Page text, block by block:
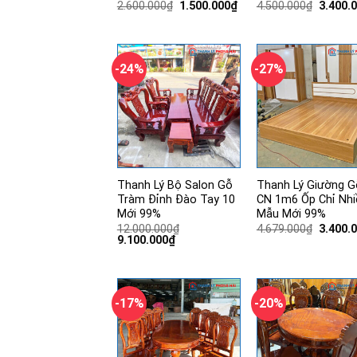
2.600.000₫ Giá
1.500.000₫Giá
1.500.000₫.
4.500.000₫ Giá
-24%
Thanh Lý Bộ Salon Gỗ
Tràm Đỉnh Đào Tay 10
Mới 99%
12.000.000₫
Giá
9.100.000₫Giá
hiện
9.100.000₫.
-27%
Thanh Lý Giường
CN 1m6 Ốp Chỉ
Mẫu Mới 99%
4.679.000₫ Giá
-17% -20%